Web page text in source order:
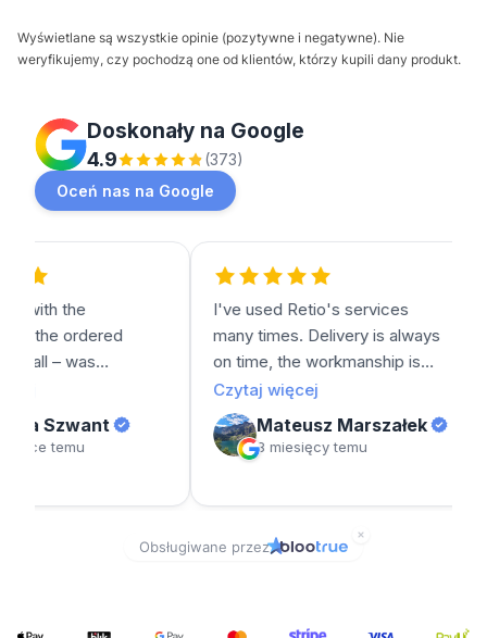
Wyświetlane są wszystkie opinie (pozytywne i negatywne). Nie
weryfikujemy, czy pochodzą one od klientów, którzy kupili dany produkt.